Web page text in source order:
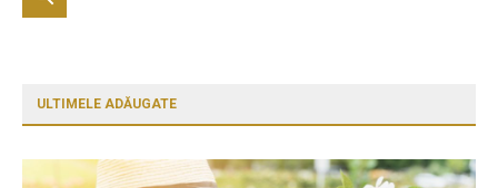
ULTIMELE ADĂUGATE